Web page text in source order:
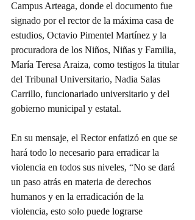
Campus Arteaga, donde el documento fue
signado por el rector de la máxima casa de
estudios, Octavio Pimentel Martínez y la
procuradora de los Niños, Niñas y Familia,
María Teresa Araiza, como testigos la titular
del Tribunal Universitario, Nadia Salas
Carrillo, funcionariado universitario y del
gobierno municipal y estatal.
En su mensaje, el Rector enfatizó en que se
hará todo lo necesario para erradicar la
violencia en todos sus niveles, “No se dará
un paso atrás en materia de derechos
humanos y en la erradicación de la
violencia, esto solo puede lograrse